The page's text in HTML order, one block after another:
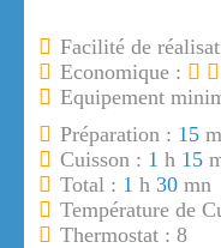
Facilité de
Economique :
Equipement
Préparation : 15
Cuisson : 1 h 15
Total : 1 h 30 mn
Température de
Thermostat : 8